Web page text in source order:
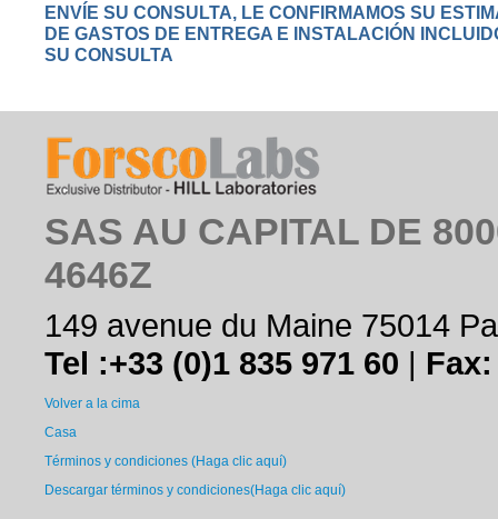
ENVÍE SU CONSULTA, LE CONFIRMAMOS SU
DE GASTOS DE ENTREGA E INSTALACIÓN
SU CONSULTA
SAS AU CAPITAL DE
4646Z
149 avenue du Maine 75014
Tel :+33 (0)1 835 971 60 |
Volver a la cima
Casa
Términos y condiciones (Haga clic aquí)
Descargar términos y condiciones(Haga clic aquí)